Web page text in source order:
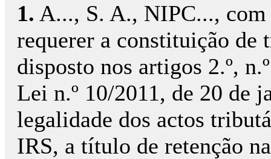
1. A..., S. A., NIPC...,
requerer a constituição
disposto nos artigos 2.º,
Lei n.º 10/2011, de 20 de
legalidade dos actos
IRS, a título de retenção